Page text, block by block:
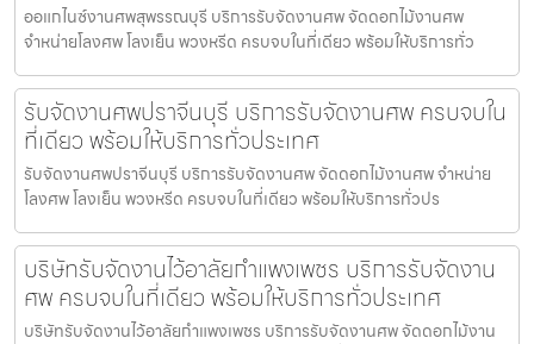
ออแกไนซ์งานศพสุพรรณบุรี บริการรับจัดงานศพ จัดดอกไม้งานศพ
จำหน่ายโลงศพ โลงเย็น พวงหรีด ครบจบในที่เดียว พร้อมให้บริการทั่ว
รับจัดงานศพปราจีนบุรี บริการรับจัดงานศพ ครบจบใน
ที่เดียว พร้อมให้บริการทั่วประเทศ
รับจัดงานศพปราจีนบุรี บริการรับจัดงานศพ จัดดอกไม้งานศพ จำหน่าย
โลงศพ โลงเย็น พวงหรีด ครบจบในที่เดียว พร้อมให้บริการทั่วปร
บริษัทรับจัดงานไว้อาลัยกำแพงเพชร บริการรับจัดงาน
ศพ ครบจบในที่เดียว พร้อมให้บริการทั่วประเทศ
บริษัทรับจัดงานไว้อาลัยกำแพงเพชร บริการรับจัดงานศพ จัดดอกไม้งาน